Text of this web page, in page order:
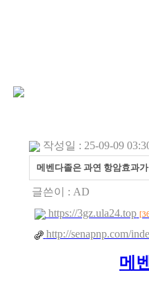
작성일 : 25-09-09
메벤다졸은 과연 항암효과
글쓴이 : AD
https://3gz.ula24.top
http://senapnp.com/
메